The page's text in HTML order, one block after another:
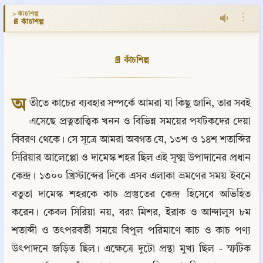
> কাঁচশিল্প
📄 কাঁচশিল্প ⋮
📄 কাঁচশিল্প
অ তীতে কাচের ব্যবহার সম্পর্কে আমরা যা কিছু জানি, তার সবই
এসেছে প্রত্নতাত্ত্বিক খনন ও বিভিন্ন সময়ের পর্যটকদের দেয়া
বিবরণ থেকে। সে সূত্রে আমরা অবগত যে, ১৩শ ও ১৪শ শতাব্দির
সিরিয়ার আলেপ্পো ও দামেস্ক শহর ছিল এই সূক্ষ্ম উপাদানের প্রধান
কেন্দ্র। ১৩০০ খ্রিস্টাব্দের দিকে এসব এলাকা ভ্রমণের সময় ইবনে
বতুতা দামেস্ক শহরকে কাচ প্রস্তুতের কেন্দ্র হিসেবে অভিহিত
করেন। কেবল সিরিয়া নয়, বরং মিশর, ইরাক ও আন্দালুস ৮ম
শতাব্দী ও তৎপরবর্তী সময়ে বিপুল পরিমাণে কাচ ও কাচ পণ্য
উৎপাদনে জড়িত ছিল। এক্ষেত্রে দুটো প্রন্থা মুখ্য ছিল - স্ফটিক